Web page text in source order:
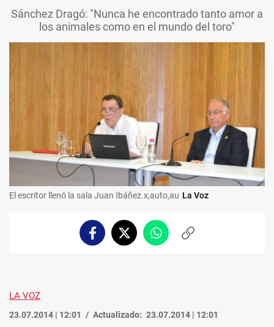
Sánchez Dragó: "Nunca he encontrado tanto amor a
los animales como en el mundo del toro"
El escritor llenó la sala Juan Ibáñez.x,auto,au La Voz
FacebookTwitterWhatsappCopiar
LA VOZ
23.07.2014 | 12:01 Actualizado: 23.07.2014 | 12:01